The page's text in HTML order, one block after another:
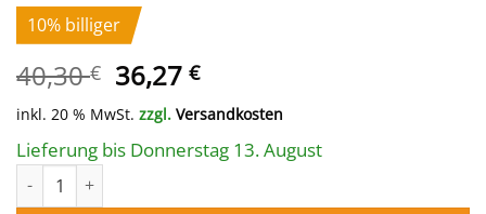
10% billiger
40,30€ Ursprünglicher
Preis
war:
40,30 €
36,27€Aktueller
Preis
ist:
36,27 €.
inkl. 20 % MwSt. zzgl. Versandkosten
Lieferung bis Donnerstag 13. August
Dichtung für Miniskimmer Menge